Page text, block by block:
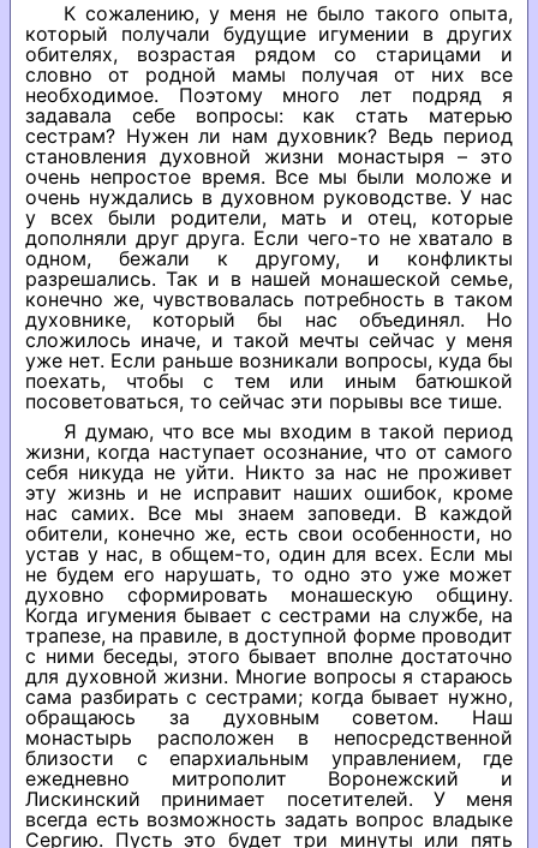
К сожалению, у меня не было такого опыта,
который получали будущие игумении в других
обителях, возрастая рядом со старицами и
словно от родной мамы получая от них все
необходимое. Поэтому много лет подряд я
задавала себе вопросы: как стать матерью
сестрам? Нужен ли нам духовник? Ведь период
становления духовной жизни монастыря – это
очень непростое время. Все мы были моложе и
очень нуждались в духовном руководстве. У нас
у всех были родители, мать и отец, которые
дополняли друг друга. Если чего-то не хватало в
одном, бежали к другому, и конфликты
разрешались. Так и в нашей монашеской семье,
конечно же, чувствовалась потребность в таком
духовнике, который бы нас объединял. Но
сложилось иначе, и такой мечты сейчас у меня
уже нет. Если раньше возникали вопросы, куда бы
поехать, чтобы с тем или иным батюшкой
посоветоваться, то сейчас эти порывы все тише.
Я думаю, что все мы входим в такой период
жизни, когда наступает осознание, что от самого
себя никуда не уйти. Никто за нас не проживет
эту жизнь и не исправит наших ошибок, кроме
нас самих. Все мы знаем заповеди. В каждой
обители, конечно же, есть свои особенности, но
устав у нас, в общем-то, один для всех. Если мы
не будем его нарушать, то одно это уже может
духовно сформировать монашескую общину.
Когда игумения бывает с сестрами на службе, на
трапезе, на правиле, в доступной форме проводит
с ними беседы, этого бывает вполне достаточно
для духовной жизни. Многие вопросы я стараюсь
сама разбирать с сестрами; когда бывает нужно,
обращаюсь за духовным советом. Наш
монастырь расположен в непосредственной
близости с епархиальным управлением, где
ежедневно митрополит Воронежский и
Лискинский принимает посетителей. У меня
всегда есть возможность задать вопрос владыке
Сергию. Пусть это будет три минуты или пять